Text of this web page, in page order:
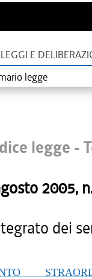
LEGGI E
legge
legge -
2005,
dei